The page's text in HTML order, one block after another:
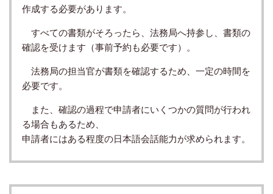
作成する必要があります。
すべての書類がそろったら、法務局へ持参し、書類の
確認を受けます（事前予約も必要です）。
法務局の担当官が書類を確認するため、一定の時間を
必要です。
また、確認の過程で申請者にいくつかの質問が行われ
る場合もあるため、
申請者にはある程度の日本語会話能力が求められます。